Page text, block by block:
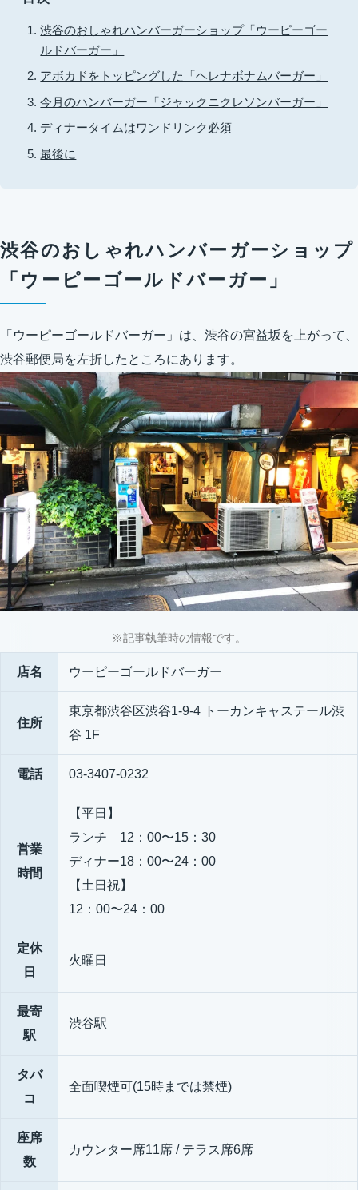
渋谷のおしゃれハンバーガーショップ「ウーピーゴー
ルドバーガー」
アボカドをトッピングした「ヘレナボナムバーガー」
今月のハンバーガー「ジャックニクレソンバーガー」
ディナータイムはワンドリンク必須
最後に
渋谷のおしゃれハンバーガーショップ
「ウーピーゴールドバーガー」
「ウーピーゴールドバーガー」は、渋谷の宮益坂を上がって、
渋谷郵便局を左折したところにあります。
※記事執筆時の情報です。
店名 ウーピーゴールドバーガー
住所
東京都渋谷区渋谷1-9-4 トーカンキャステール渋
谷 1F
電話 03-3407-0232
営業
時間
【平日】
ランチ 12：00〜15：30
ディナー18：00〜24：00
【土日祝】
12：00〜24：00
定休
日
火曜日
最寄
駅
渋谷駅
タバ
コ
全面喫煙可(15時までは禁煙)
座席
数
カウンター席11席 / テラス席6席